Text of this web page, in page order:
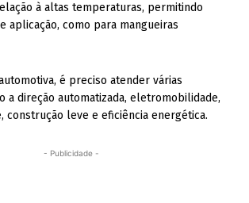
à altas temperaturas, permitindo
aplicação, como para mangueiras
é preciso atender várias
a direção automatizada, eletromobilidade,
construção leve e eficiência energética.
- Publicidade -